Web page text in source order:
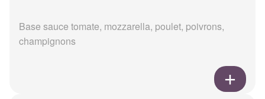
Base sauce tomate, mozzarella, poulet, poivrons,
champignons